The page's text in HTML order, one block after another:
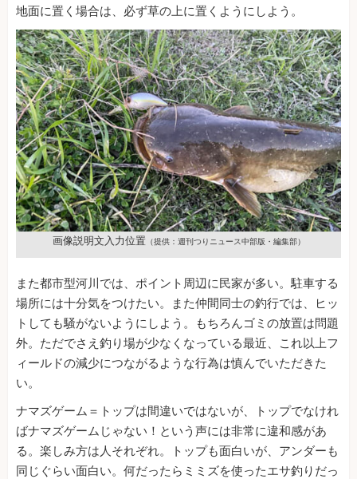
地面に置く場合は、必ず草の上に置くようにしよう。
画像説明文入力位置（提供：週刊つりニュース中部版・編集部）
また都市型河川では、ポイント周辺に民家が多い。駐車する
場所には十分気をつけたい。また仲間同士の釣行では、ヒッ
トしても騒がないようにしよう。もちろんゴミの放置は問題
外。ただでさえ釣り場が少なくなっている最近、これ以上フ
ィールドの減少につながるような行為は慎んでいただきた
い。
ナマズゲーム＝トップは間違いではないが、トップでなけれ
ばナマズゲームじゃない！という声には非常に違和感があ
る。楽しみ方は人それぞれ。トップも面白いが、アンダーも
同じぐらい面白い。何だったらミミズを使ったエサ釣りだっ